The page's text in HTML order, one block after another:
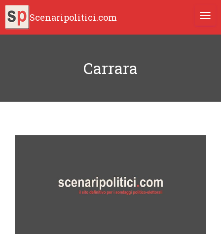
Scenaripolitici.com
Carrara